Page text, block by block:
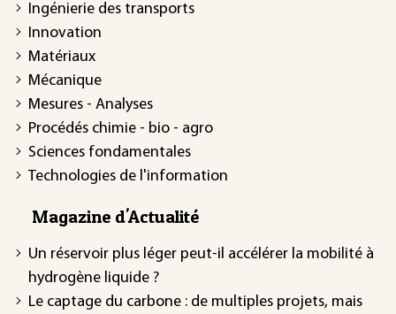
Ingénierie des transports
Innovation
Matériaux
Mécanique
Mesures - Analyses
Procédés chimie - bio - agro
Sciences fondamentales
Technologies de l'information
Magazine d'Actualité
Un réservoir plus léger peut-il accélérer la mobilité à
hydrogène liquide ?
Le captage du carbone : de multiples projets, mais